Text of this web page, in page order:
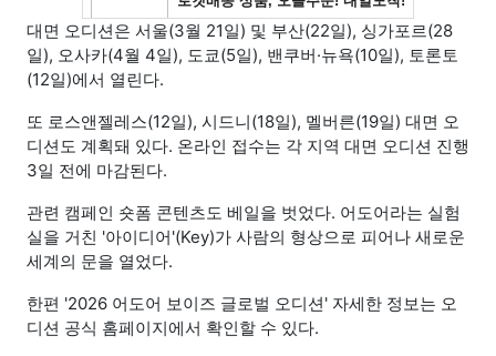
대면 오디션은 서울(3월 21일) 및 부산(22일), 싱가포르(28
일), 오사카(4월 4일), 도쿄(5일), 밴쿠버·뉴욕(10일), 토론토
(12일)에서 열린다.
또 로스앤젤레스(12일), 시드니(18일), 멜버른(19일) 대면 오
디션도 계획돼 있다. 온라인 접수는 각 지역 대면 오디션 진행
3일 전에 마감된다.
관련 캠페인 숏폼 콘텐츠도 베일을 벗었다. 어도어라는 실험
실을 거친 '아이디어'(Key)가 사람의 형상으로 피어나 새로운
세계의 문을 열었다.
한편 '2026 어도어 보이즈 글로벌 오디션' 자세한 정보는 오
디션 공식 홈페이지에서 확인할 수 있다.